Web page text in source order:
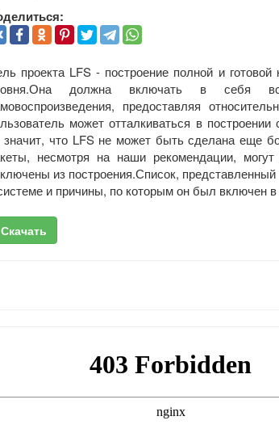
проекта LFS - построение полной и
должна включать в себя
предоставляя
может отталкиваться в
значит, что LFS не может быть сделана еще
несмотря на наши рекомендации,
из построения.Список,
и причины, по которым он был включен в
Скачать